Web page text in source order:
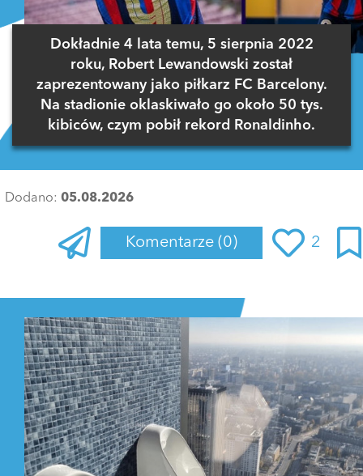
Dokładnie 4 lata temu, 5 sierpnia 2022
roku, Robert Lewandowski został
zaprezentowany jako piłkarz FC Barcelony.
Na stadionie oklaskiwało go około 50 tys.
kibiców, czym pobił rekord Ronaldinho.
Dodano: 05.08.2026
Komentarze (0) 2